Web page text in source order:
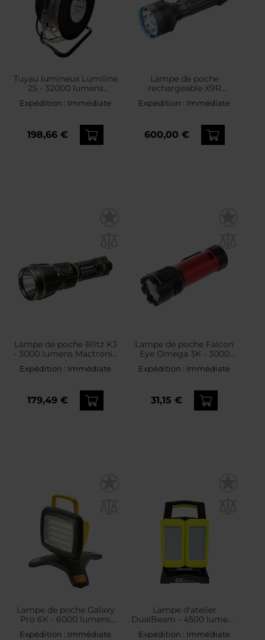
Tuyau lumineux Lumiline
25 - 32000 lumens
Mactronic
Expédition : Immédiate
198,66 €
Lampe de poche
rechargeable X9R
Marauder 25000 lumens
Olight
Expédition : Immédiate
600,00 €
Lampe de poche Blitz K3
- 3000 lumens Mactronic
Expédition : Immédiate
179,49 €
Lampe de poche Falcon
Eye Omega 3K - 3000
lumens Mactronic
Expédition : Immédiate
31,15 €
Lampe de poche Galaxy
Pro 6K - 6000 lumens
NightSearcher
Expédition : Immédiate
Lampe d'atelier
DualBeam - 4500 lumens
Mactronic
Expédition : Immédiate